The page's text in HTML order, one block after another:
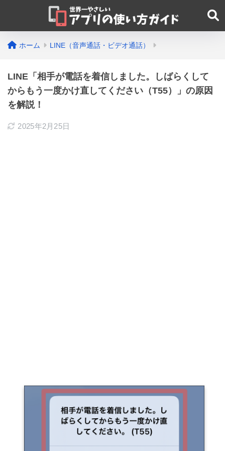
ホーム LINE（音声通話・ビデオ通話）
LINE「相手が電話を着信しました。しばらくして
からもう一度かけ直してください（T55）」の原因
を解説！
2025年2月25日